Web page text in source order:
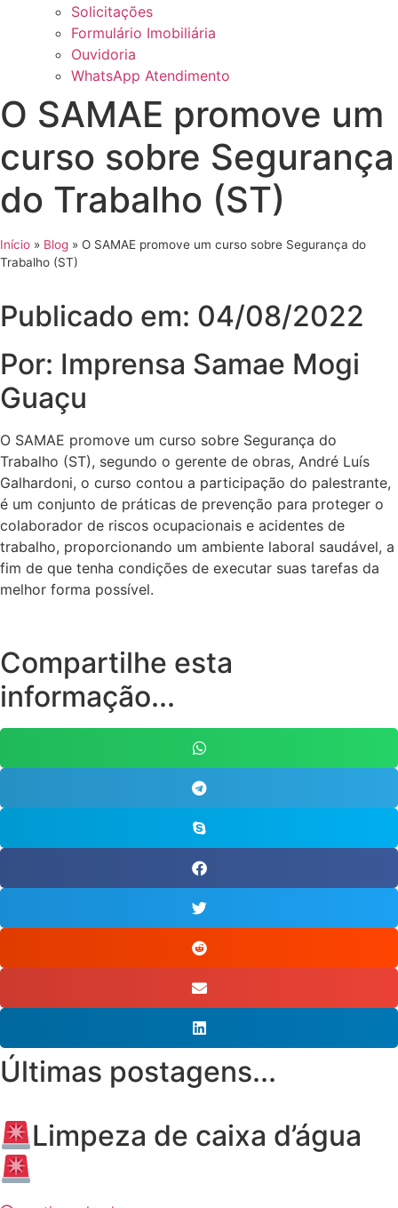
Solicitações
Formulário Imobiliária
Ouvidoria
WhatsApp Atendimento
O SAMAE promove um
curso sobre Segurança
do Trabalho (ST)
Início » Blog » O SAMAE promove um curso sobre Segurança do
Trabalho (ST)
Publicado em: 04/08/2022
Por: Imprensa Samae Mogi
Guaçu
O SAMAE promove um curso sobre Segurança do
Trabalho (ST), segundo o gerente de obras, André Luís
Galhardoni, o curso contou a participação do palestrante,
é um conjunto de práticas de prevenção para proteger o
colaborador de riscos ocupacionais e acidentes de
trabalho, proporcionando um ambiente laboral saudável, a
fim de que tenha condições de executar suas tarefas da
melhor forma possível.
Compartilhe esta
informação...
Últimas postagens...
Limpeza de caixa d’água